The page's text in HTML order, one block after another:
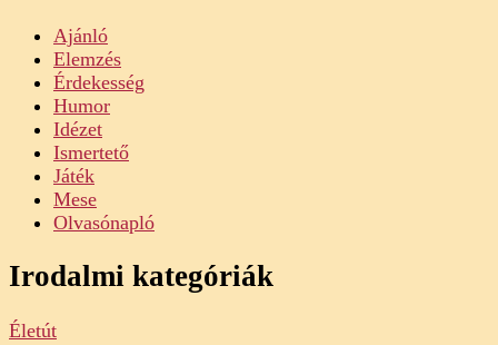
Ajánló
Elemzés
Érdekesség
Humor
Idézet
Ismertető
Játék
Mese
Olvasónapló
Irodalmi kategóriák
Életút